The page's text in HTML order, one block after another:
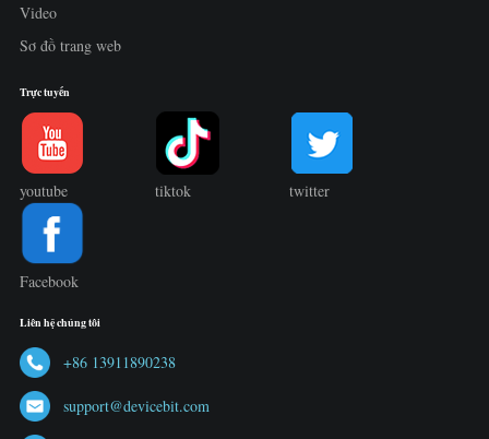
Video
Sơ đồ trang web
Trực tuyến
youtube tiktok twitter
Facebook
Liên hệ chúng tôi
+86 13911890238
support@devicebit.com